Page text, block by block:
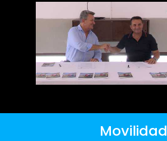
Movilidad